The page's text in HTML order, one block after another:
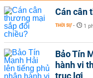
Cán cân
THỜI SỰ - 1
Bảo Tín
hành vi
trục lợi